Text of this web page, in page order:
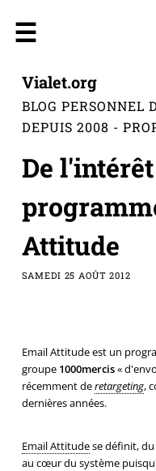
Vialet.org
BLOG
DEPUIS 2008 -
De
Attitude
SAMEDI 25 AOÛT 2012
Email Attitude est un
groupe 1000mercis«
récemment deretargeting,
dernières années.
Email Attitudese définit,
au cœur du système